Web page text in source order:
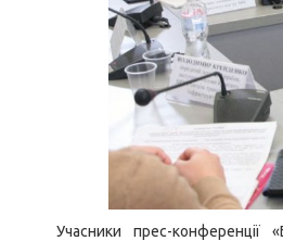
Учасники прес-